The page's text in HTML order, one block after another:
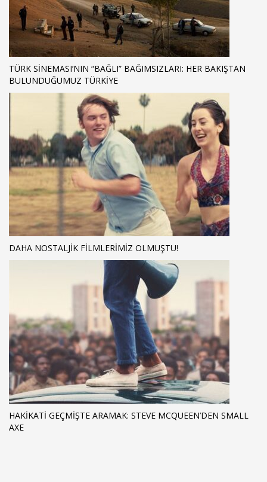
TÜRK SINEMASI’NIN “BAĞLI” BAĞIMSIZLARI: HER BAKIŞTAN
BULUNDUĞUMUZ TÜRKIYE
DAHA NOSTALJIK FILMLERIMIZ OLMUŞTU!
HAKIKATI GEÇMIŞTE ARAMAK: STEVE MCQUEEN’DEN SMALL
AXE